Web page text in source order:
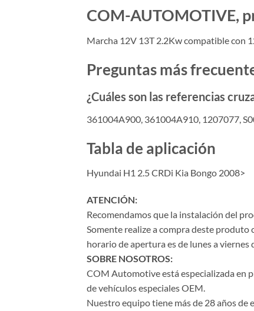
COM-AUTOMOTIVE,
Marcha 12V 13T 2.2Kw compatible con
Preguntas más
¿Cuáles son las referencias
361004A900, 361004A910, 1207077,
Tabla de aplicación
Hyundai H1 2.5 CRDi Kia Bongo 2008>
ATENCIÓN:
Recomendamos que la instalación del
Somente realize a compra deste produto
horario de apertura es de lunes a viernes
SOBRE NOSOTROS:
COM Automotive está especializada en
de vehículos especiales OEM.
Nuestro equipo tiene más de 28 años de